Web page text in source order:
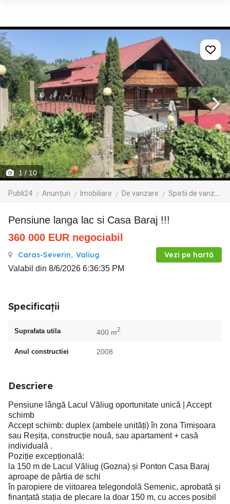
1/ 10
Publi24 Anunțuri Imobiliare De vanzare Spatii de vanzare
Pensiune langa lac si Casa Baraj !!!
360 000 EUR negociabil
Caras-Severin, Valiug Vezi pe hartă
Valabil din 8/6/2026 6:36:35 PM
Specificații
Suprafata utila 400 m2
Anul constructiei 2008
Descriere
Pensiune lângă Lacul Văliug oportunitate unică | Accept
schimb
Accept schimb: duplex (ambele unități) în zona Timișoara
sau Reșița, construcție nouă, sau apartament + casă
individuală .
Poziție excepțională:
la 150 m de Lacul Văliug (Gozna) și Ponton Casa Baraj
aproape de pârtia de schi
în paropiere de viitoarea telegondolă Semenic, aprobată și
finanțată stația de plecare la doar 150 m, cu acces posibil